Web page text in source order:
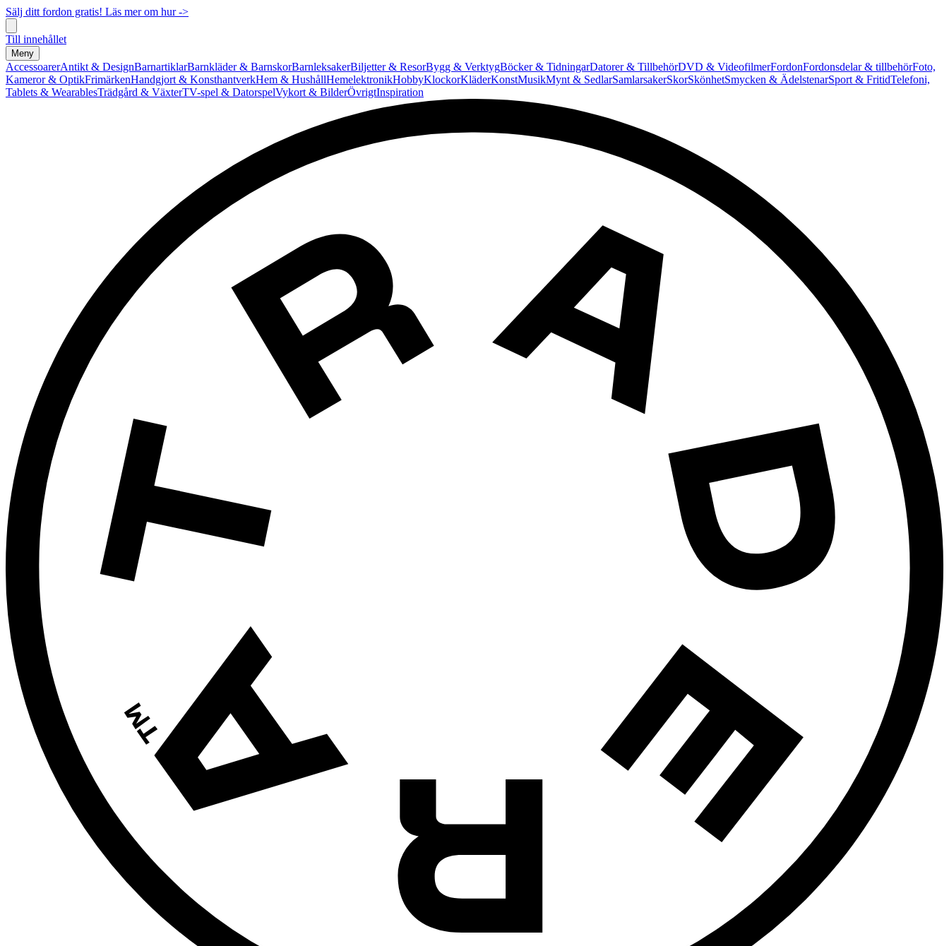
Sälj ditt fordon gratis! Läs mer om hur ->
Till innehållet
Meny
AccessoarerAntikt & DesignBarnartiklarBarnkläder & BarnskorBarnleksakerBiljetter & ResorBygg & VerktygBöcker & TidningarDatorer & TillbehörDVD & VideofilmerFordonFordonsdelar & tillbehörFoto,
Kameror & OptikFrimärkenHandgjort & KonsthantverkHem & HushållHemelektronikHobbyKlockorKläderKonstMusikMynt & SedlarSamlarsakerSkorSkönhetSmycken & ÄdelstenarSport & FritidTelefoni,
Tablets & WearablesTrädgård & VäxterTV-spel & DatorspelVykort & BilderÖvrigtInspiration